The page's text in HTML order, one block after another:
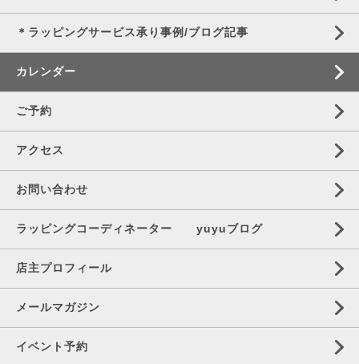
＊ラッピングサービス承り事例/ブログ記事
カレンダー
ご予約
アクセス
お問い合わせ
ラッピングコーディネーター yuyuブログ
店主プロフィール
メールマガジン
イベント予約